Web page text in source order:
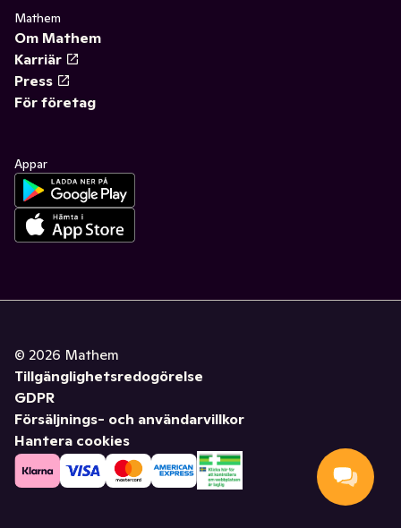
Mathem
Om Mathem
Karriär
Press
För företag
Appar
© 2026 Mathem
Tillgänglighetsredogörelse
GDPR
Försäljnings- och användarvillkor
Hantera cookies